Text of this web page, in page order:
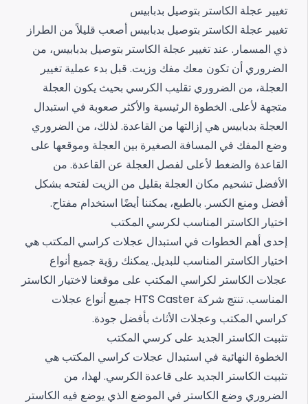
تغيير عجلة الكاستر بتوصيل بدبابيس
تغيير عجلة الكاستر بتوصيل بدبابيس أصعب قليلاً من الطراز
ذي المسمار. عند تغيير عجلة الكاستر بتوصيل بدبابيس، من
الضروري أن تكون معك مفك وزيت. قبل بدء عملية تغيير
العجلة، من الضروري تقليب الكرسي بحيث يكون العجلة
متجهة لأعلى. الخطوة الرئيسية والأكثر صعوبة في استبدال
العجلة بدبابيس هي إزالتها من القاعدة. لذلك، من الضروري
وضع المفك في المسافة الصغيرة بين العجلة وموقعها على
القاعدة والضغط لأعلى لفصل العجلة عن القاعدة. من
الأفضل تشحيم مكان العجلة بقليل من الزيت لفتحه بشكل
أفضل ومنع الكسر. بالطبع، يمكننا أيضًا استخدام مفتاح.
اختيار الكاستر المناسب لكرسي المكتب
إحدى أهم الخطوات في استبدال عجلات كراسي المكتب هي
اختيار الكاستر المناسب للبديل. يمكنك رؤية جميع أنواع
عجلات الكاستر لكراسي المكتب على موقعنا لاختيار الكاستر
المناسب. تنتج شركة HTS Caster جميع أنواع عجلات
كراسي المكتب وعجلات الأثاث بأفضل جودة.
تثبيت الكاستر الجديد على كرسي المكتب
الخطوة النهائية في استبدال عجلات كراسي المكتب هي
تثبيت الكاستر الجديد على قاعدة الكرسي. لهذا، من
الضروري وضع الكاستر في الموضع الذي يوضع فيه الكاستر